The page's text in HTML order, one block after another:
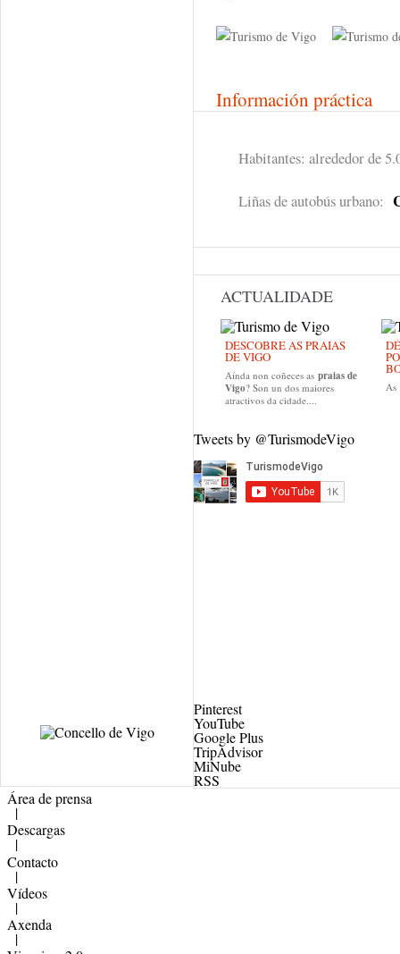
Información práctica
Habitantes: alrededor de
Liñas de autobús urbano:
ACTUALIDADE
DESCOBRE AS PRAIAS
DE VIGO
Aínda non coñeces as praias de
Vigo? Son un dos maiores
atractivos da cidade....
As
Tweets by @TurismodeVigo
Pinterest
YouTube
Google Plus
TripAdvisor
MiNube
RSS
Área de prensa
|
Descargas
|
Contacto
|
Vídeos
|
Axenda
|